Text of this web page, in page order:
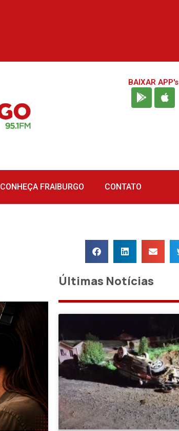
BAIXAR APP's
CONHEÇA FRAIBURGO CONTATO
Últimas Notícias